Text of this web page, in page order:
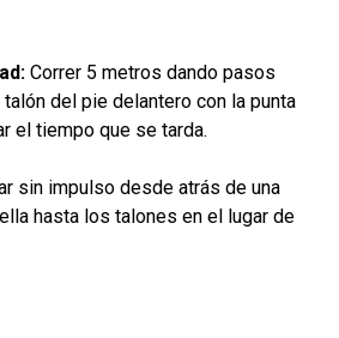
Correr 5 metros dando pasos
del pie delantero con la punta
el tiempo que se tarda.
sin impulso desde atrás de una
hasta los talones en el lugar de